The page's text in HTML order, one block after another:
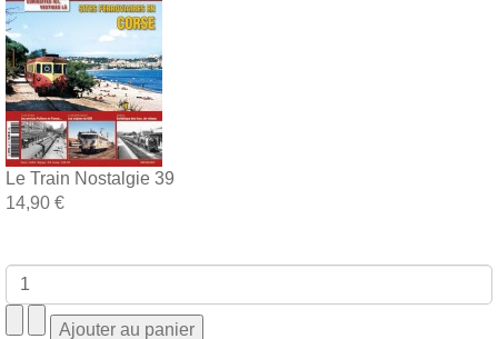
Le Train Nostalgie 39
14,90 €